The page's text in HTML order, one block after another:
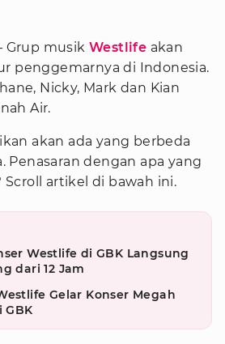
Grup musikWestlife akan
penggemarnya di Indonesia.
Nicky, Mark dan Kian
Air.
akan ada yang berbeda
Penasaran dengan apa yang
artikel di bawah ini.
Westlife di GBK Langsung
dari 12 Jam
Gelar Konser Megah
GBK